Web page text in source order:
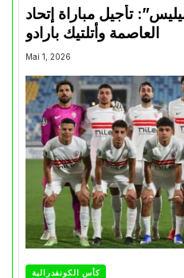
تأجيل مباراة إتحاد
العاصمة وأتلتيك بارادو
Mai 1, 2026
كأس الكونفدرالية